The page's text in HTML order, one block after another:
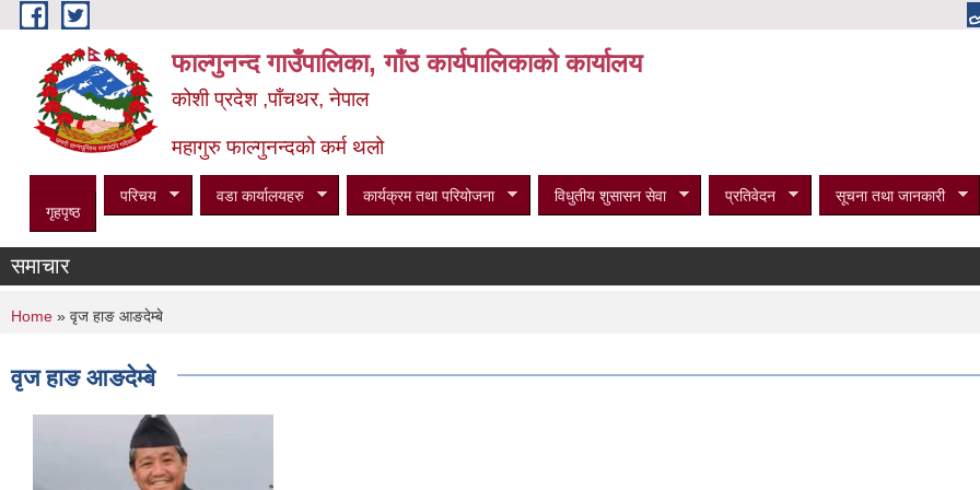
Skip to main content
फाल्गुनन्द गाउँपालिका, गाँउ कार्यपालिकाको कार्यालय
कोशी प्रदेश ,पाँचथर, नेपाल
महागुरु फाल्गुनन्दको कर्म थलो
गृहपृष्ठ
परिचय वडा कार्यालयहरु कार्यक्रम तथा परियोजना विधुतीय शुसासन सेवा प्रतिवेदन सूचना तथा जानकारी
समाचार
You are here
Home » वृज हाङ आङदेम्बे
वृज हाङ आङदेम्बे